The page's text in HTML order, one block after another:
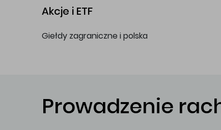
Akcje i ETF
Giełdy zagraniczne i polska
Prowadzenie